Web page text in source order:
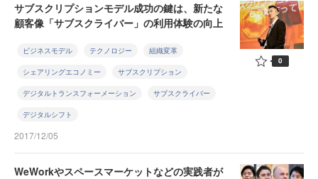
サブスクリプションモデル成功の鍵は、新たな
顧客像「サブスクライバー」の利用体験の向上
ビジネスモデル テクノロジー 組織変革
シェアリングエコノミー サブスクリプション
デジタルトランスフォーメーション サブスクライバー
デジタルシフト
2017/12/05
0
WeWorkやスペースマーケットなどの実践者が